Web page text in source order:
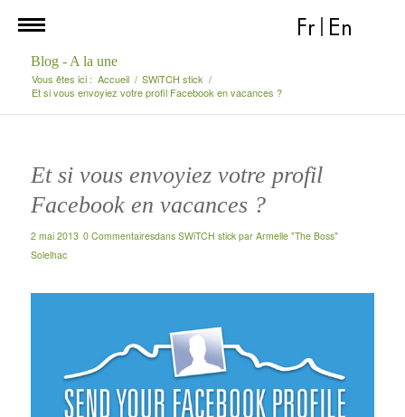
Fr En
Blog - A la une
Vous êtes ici : Accueil / SWiTCH stick /
Et si vous envoyiez votre profil Facebook en vacances ?
Et si vous envoyiez votre profil
Facebook en vacances ?
2 mai 2013 0 Commentairesdans SWiTCH stick par Armelle "The Boss"
Solelhac